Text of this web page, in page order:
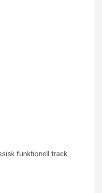
funktionell track